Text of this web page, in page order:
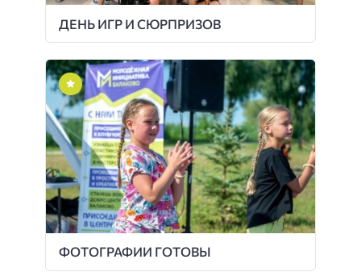
ДЕНЬ ИГР И СЮРПРИЗОВ
ФОТОГРАФИИ ГОТОВЫ